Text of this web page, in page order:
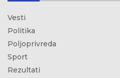
Vesti
Politika
Poljoprivreda
Sport
Rezultati